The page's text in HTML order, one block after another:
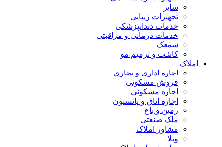
سایر
تجهیزات زیبایی
خدمات دندانپزشکی
خدمات درمانی و مراقبتی
سمعک
کاشت و ترمیم مو
املاک
اجاره اداری و تجاری
فروش مسکونی
اجاره مسکونی
اجاره اتاق و پانسیون
زمین و باغ
ملک صنعتی
مشاور املاک
ویلا